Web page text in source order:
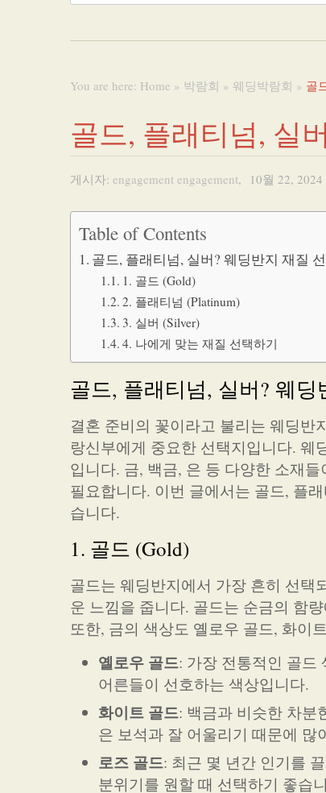
You are here: Home » 박람회 » 웨딩박람회 » 골
골드, 플래티넘, 실
게시자: engagement engagement, 10월 22, 2024
Table of Contents
골드, 플래티넘, 실버? 웨딩반지 재질
1. 골드 (Gold)
2. 플래티넘 (Platinum)
3. 실버 (Silver)
4. 나에게 맞는 재질 선택하기
골드, 플래티넘, 실버? 웨
결혼 준비의 꽃이라고 불리는 웨딩반
랑신부에게 중요한 선택지입니다. 웨
입니다. 금, 백금, 은 등 다양한 소재
필요합니다. 이번 글에서는 골드, 플
습니다.
1. 골드 (Gold)
골드는 웨딩반지에서 가장 흔히 선택
운 느낌을 줍니다. 골드는 순금의 함
또한, 금의 색상도 옐로우 골드, 화이
옐로우 골드: 가장 전통적인 골드
어른들이 선호하는 색상입니다.
화이트 골드: 백금과 비슷한 차분
은 보석과 잘 어울리기 때문에 많
로즈 골드: 최근 몇 년간 인기를
분위기를 원할 때 선택하기 좋습